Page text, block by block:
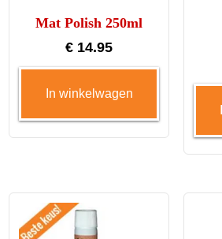
Mat Polish 250ml
€ 14.95
In winkelwagen